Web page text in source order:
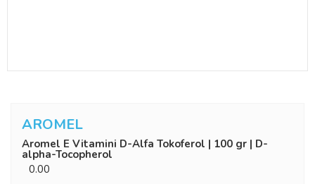
AROMEL
Aromel E Vitamini D-Alfa Tokoferol | 100 gr | ‎D-
alpha-Tocopherol
0.00